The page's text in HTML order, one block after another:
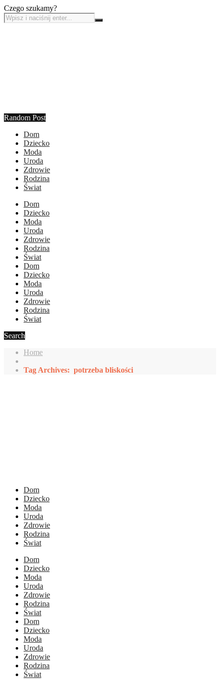
Czego szukamy?
Random Post
Dom
Dziecko
Moda
Uroda
Zdrowie
Rodzina
Świat
Dom
Dziecko
Moda
Uroda
Zdrowie
Rodzina
Świat
Dom
Dziecko
Moda
Uroda
Zdrowie
Rodzina
Świat
Search
Home
Tag Archives: potrzeba bliskości
Dom
Dziecko
Moda
Uroda
Zdrowie
Rodzina
Świat
Dom
Dziecko
Moda
Uroda
Zdrowie
Rodzina
Świat
Dom
Dziecko
Moda
Uroda
Zdrowie
Rodzina
Świat